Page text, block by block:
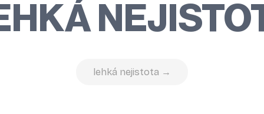
lehká nejistota →